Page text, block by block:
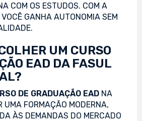
COM OS ESTUDOS. COM A
VOCÊ GANHA AUTONOMIA SEM
UM CURSO
EAD DA FASUL
DE GRADUAÇÃO EAD NA
UMA FORMAÇÃO MODERNA,
ÀS DEMANDAS DO MERCADO